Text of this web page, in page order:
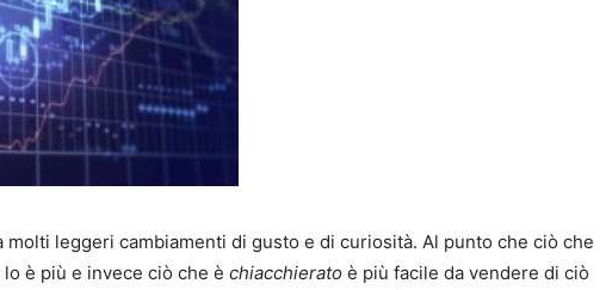
molti leggeri cambiamenti di gusto e di curiosità. Al punto che ciò che
è più e invece ciò che è chiacchierato è più facile da vendere di ciò